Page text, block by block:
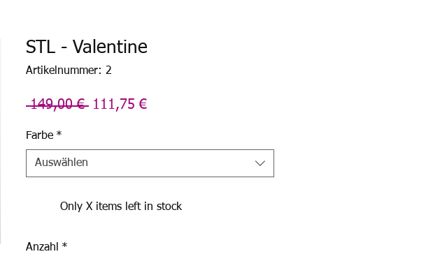
STL - Valentine
Artikelnummer: 2
149,00 € Standardpreis
111,75 €Sale-
Farbe *
Auswählen
Only X items left in stock
Anzahl *